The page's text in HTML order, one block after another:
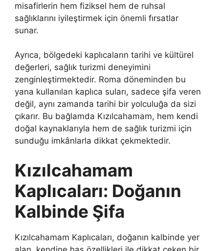
misafirlerin hem fiziksel hem de ruhsal
sağlıklarını iyileştirmek için önemli fırsatlar
sunar.
Ayrıca, bölgedeki kaplıcaların tarihi ve kültürel
değerleri, sağlık turizmi deneyimini
zenginleştirmektedir. Roma döneminden bu
yana kullanılan kaplıca suları, sadece şifa veren
değil, aynı zamanda tarihi bir yolculuğa da sizi
çıkarır. Bu bağlamda Kızılcahamam, hem kendi
doğal kaynaklarıyla hem de sağlık turizmi için
sunduğu imkânlarla dikkat çekmektedir.
Kızılcahamam
Kaplıcaları: Doğanın
Kalbinde Şifa
Kızılcahamam Kaplıcaları, doğanın kalbinde yer